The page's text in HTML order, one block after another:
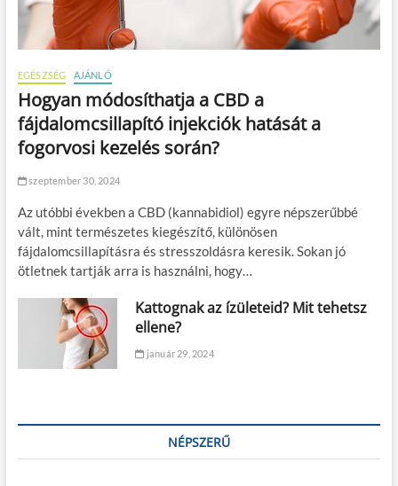
EGÉSZSÉG AJÁNLÓ
Hogyan módosíthatja a CBD a
fájdalomcsillapító injekciók hatását a
fogorvosi kezelés során?
szeptember 30, 2024
Az utóbbi években a CBD (kannabidiol) egyre népszerűbbé
vált, mint természetes kiegészítő, különösen
fájdalomcsillapításra és stresszoldásra keresik. Sokan jó
ötletnek tartják arra is használni, hogy…
Kattognak az ízületeid? Mit tehetsz
ellene?
január 29, 2024
NÉPSZERŰ